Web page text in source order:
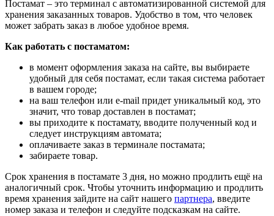
Постамат – это терминал с автоматизированной системой для
хранения заказанных товаров. Удобство в том, что человек
может забрать заказ в любое удобное время.
Как работать с постаматом:
в момент оформления заказа на сайте, вы выбираете
удобный для себя постамат, если такая система работает
в вашем городе;
на ваш телефон или e-mail придет уникальный код, это
значит, что товар доставлен в постамат;
вы приходите к постамату, вводите полученный код и
следует инструкциям автомата;
оплачиваете заказ в терминале постамата;
забираете товар.
Срок хранения в постамате 3 дня, но можно продлить ещё на
аналогичный срок. Чтобы уточнить информацию и продлить
время хранения зайдите на сайт нашего партнера, введите
номер заказа и телефон и следуйте подсказкам на сайте.